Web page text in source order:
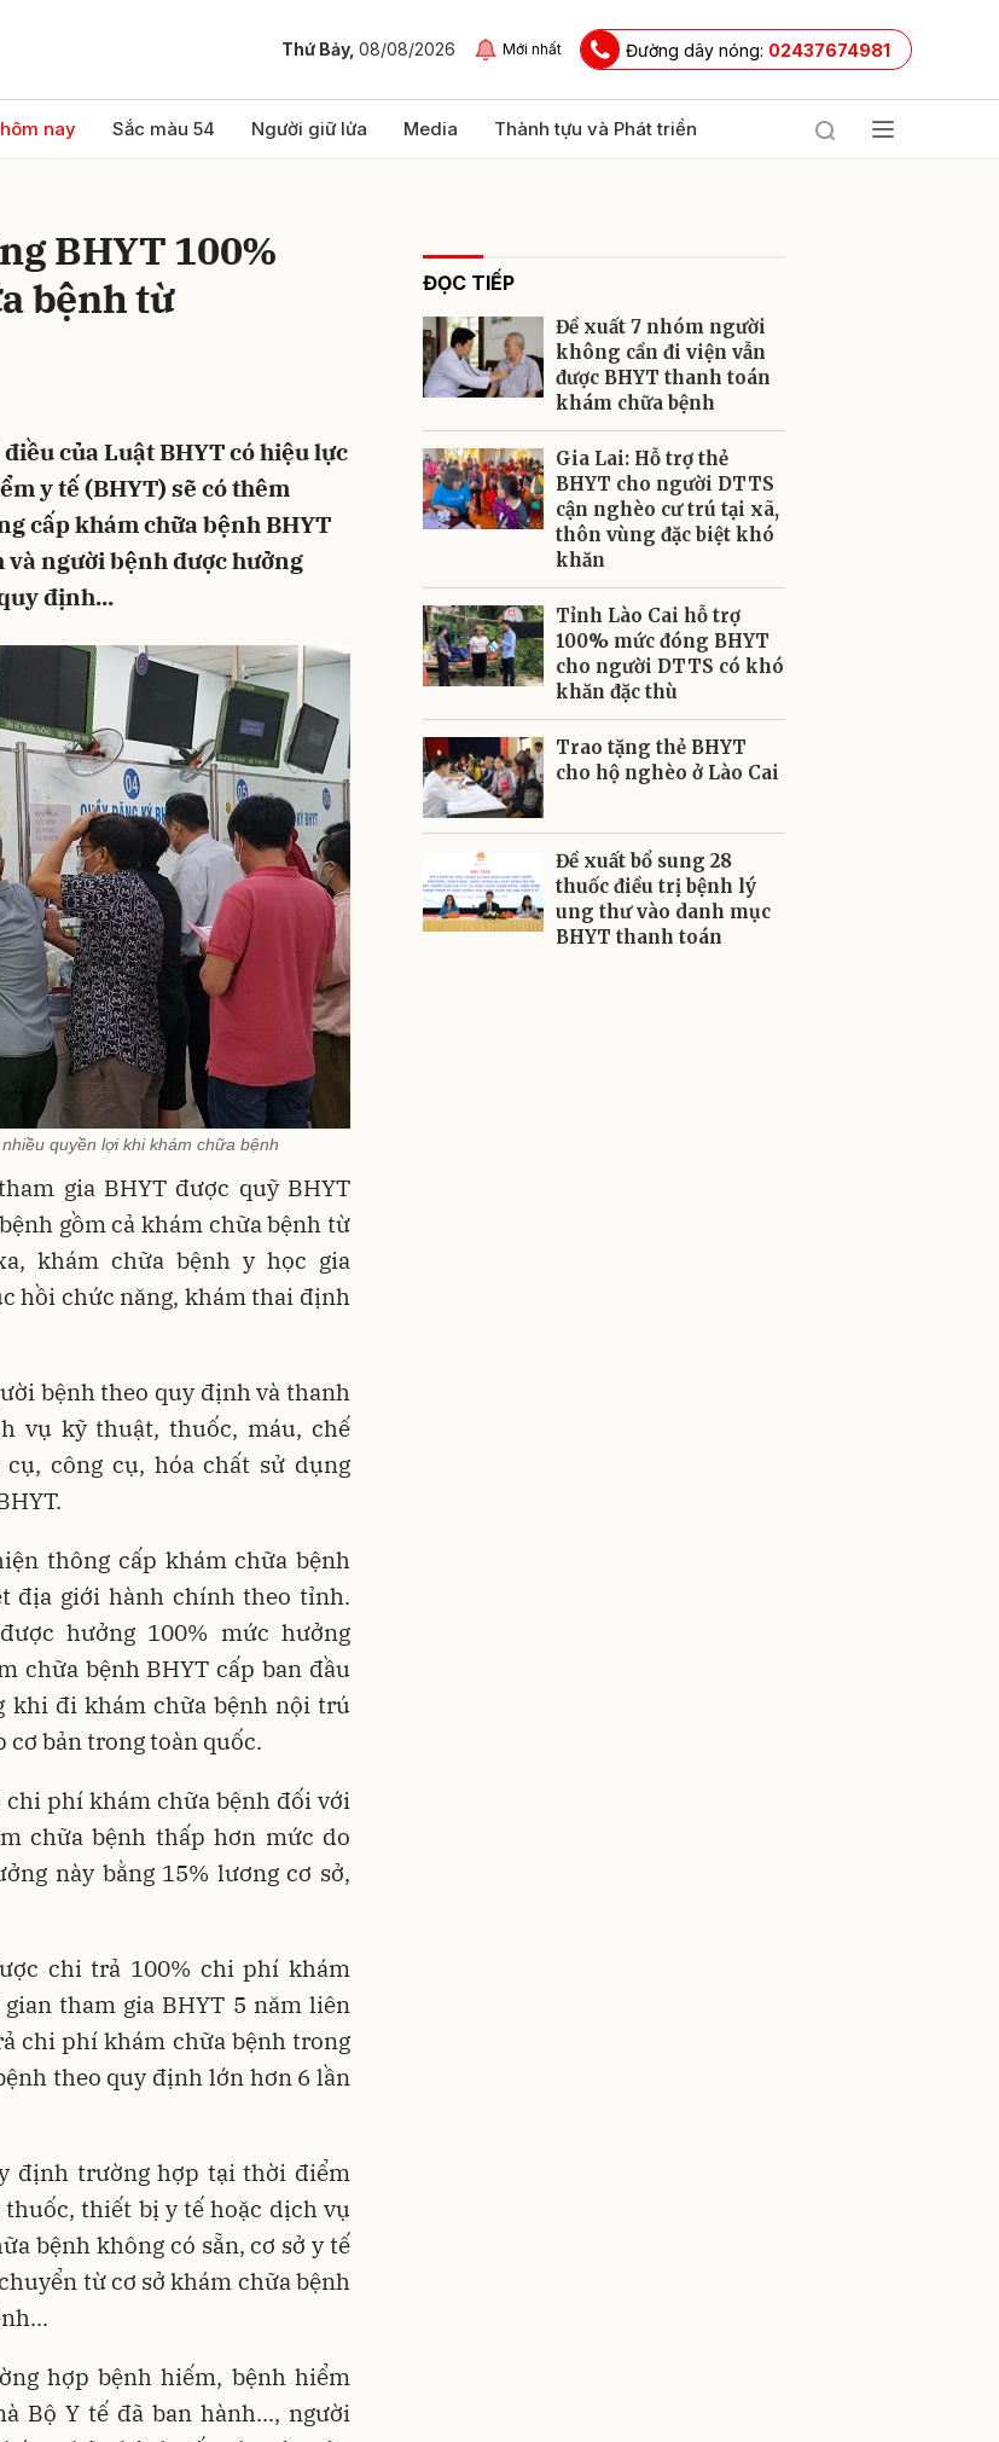
Thứ Bảy, 08/08/2026 Mới nhất Đường dây nóng: 02437674981
nay Sắc màu 54 Người giữ lửa Media Thành tựu và Phát triển
BHYT 100%
bệnh từ
của Luật BHYT có hiệu lực
y tế (BHYT) sẽ có thêm
cấp khám chữa bệnh BHYT
người bệnh được hưởng
định...
quyền lợi khi khám chữa bệnh
gia BHYT được quỹ BHYT
gồm cả khám chữa bệnh từ
khám chữa bệnh y học gia
hồi chức năng, khám thai định
bệnh theo quy định và thanh
vụ kỹ thuật, thuốc, máu, chế
công cụ, hóa chất sử dụng
thông cấp khám chữa bệnh
địa giới hành chính theo tỉnh.
hưởng 100% mức hưởng
chữa bệnh BHYT cấp ban đầu
khi đi khám chữa bệnh nội trú
cơ bản trong toàn quốc.
phí khám chữa bệnh đối với
chữa bệnh thấp hơn mức do
này bằng 15% lương cơ sở,
chi trả 100% chi phí khám
tham gia BHYT 5 năm liên
chi phí khám chữa bệnh trong
theo quy định lớn hơn 6 lần
định trường hợp tại thời điểm
thiết bị y tế hoặc dịch vụ
bệnh không có sẵn, cơ sở y tế
từ cơ sở khám chữa bệnh
hợp bệnh hiếm, bệnh hiểm
Bộ Y tế đã ban hành..., người
ĐỌC TIẾP
Đề xuất 7 nhóm người
không cần đi viện vẫn
được BHYT thanh toán
khám chữa bệnh
Gia Lai: Hỗ trợ thẻ
BHYT cho người DTTS
cận nghèo cư trú tại xã,
thôn vùng đặc biệt khó
khăn
Tỉnh Lào Cai hỗ trợ
100% mức đóng BHYT
cho người DTTS có khó
khăn đặc thù
Trao tặng thẻ BHYT
cho hộ nghèo ở Lào Cai
Đề xuất bổ sung 28
thuốc điều trị bệnh lý
ung thư vào danh mục
BHYT thanh toán
Gửi